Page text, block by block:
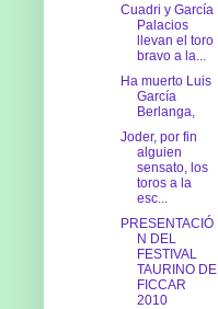
Cuadri y García
Palacios
llevan el toro
bravo a la...
Ha muerto Luis
García
Berlanga,
Joder, por fin
alguien
sensato, los
toros a la
esc...
PRESENTACIÓ
N DEL
FESTIVAL
TAURINO DE
FICCAR
2010